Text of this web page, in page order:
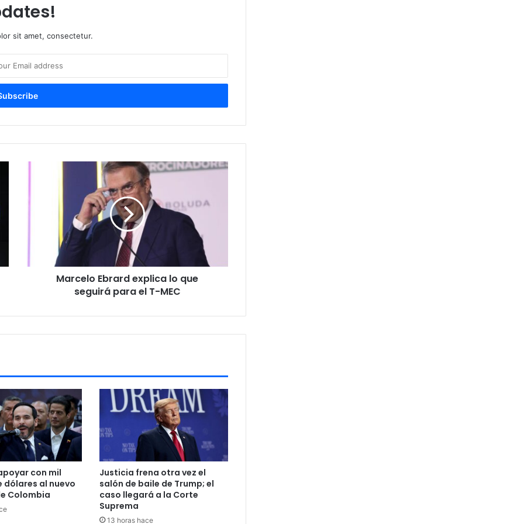
sit amet, consectetur.
b
d
i
c
a
l
o
q
u
e
s
e
g
Marcelo Ebrard explica lo que
seguirá para el T-MEC
con mil
dólares al nuevo
Colombia
Justicia frena otra vez el
salón de baile de Trump; el
caso llegará a la Corte
Suprema
13 horas hace